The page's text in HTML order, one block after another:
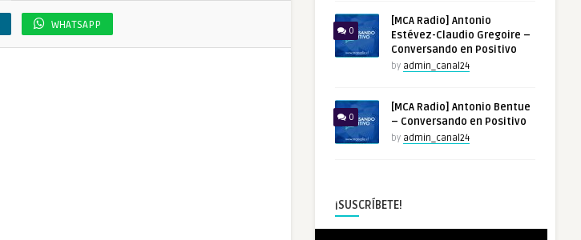
WHATSAPP 0
[MCA Radio] Antonio
Estévez-Claudio Gregoire –
Conversando en Positivo
by admin_canal24
0
[MCA Radio] Antonio Bentue
– Conversando en Positivo
by admin_canal24
¡SUSCRÍBETE!